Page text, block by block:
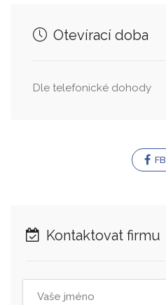
Otevírací doba
Dle telefonické dohody
FB
Kontaktovat firmu